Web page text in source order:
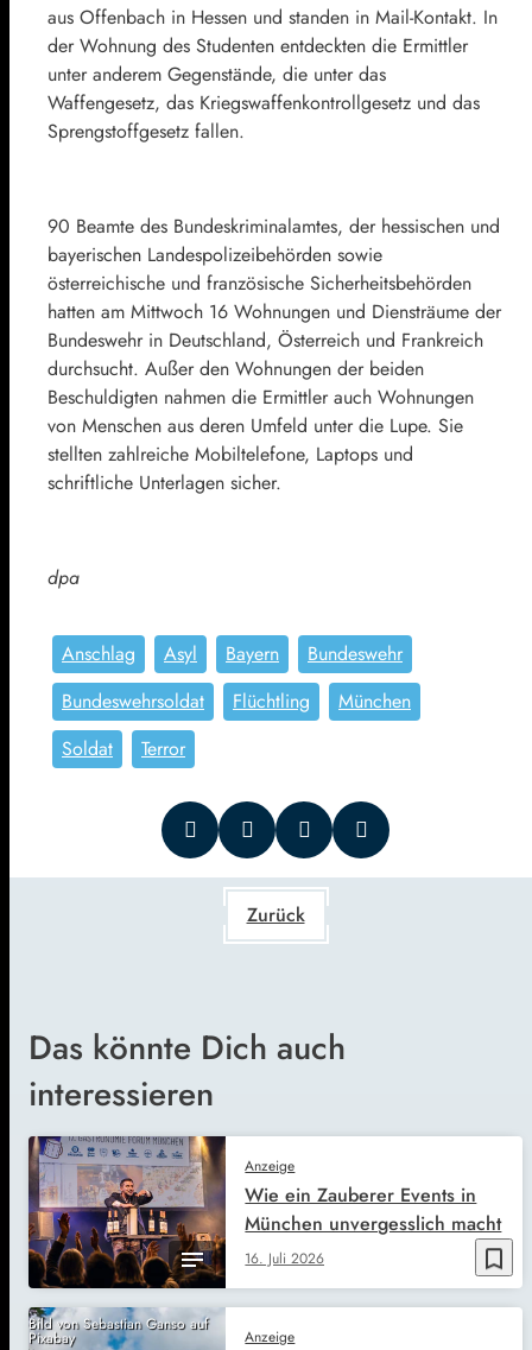
aus Offenbach in Hessen und standen in Mail-Kontakt. In
der Wohnung des Studenten entdeckten die Ermittler
unter anderem Gegenstände, die unter das
Waffengesetz, das Kriegswaffenkontrollgesetz und das
Sprengstoffgesetz fallen.
90 Beamte des Bundeskriminalamtes, der hessischen und
bayerischen Landespolizeibehörden sowie
österreichische und französische Sicherheitsbehörden
hatten am Mittwoch 16 Wohnungen und Diensträume der
Bundeswehr in Deutschland, Österreich und Frankreich
durchsucht. Außer den Wohnungen der beiden
Beschuldigten nahmen die Ermittler auch Wohnungen
von Menschen aus deren Umfeld unter die Lupe. Sie
stellten zahlreiche Mobiltelefone, Laptops und
schriftliche Unterlagen sicher.
dpa
Anschlag Asyl Bayern
Bundeswehr
Bundeswehrsoldat
Flüchtling
München
Soldat
Terror
Zurück
Das könnte Dich auch
interessieren
bookmark_border
Anzeige
16. Juli 2026
Wie ein Zauberer Events in
München unvergesslich macht
Bild von Sebastian Ganso auf
Pixabay Anzeige